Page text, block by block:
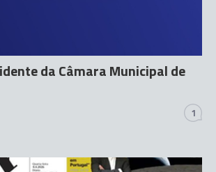
da Câmara Municipal de
1